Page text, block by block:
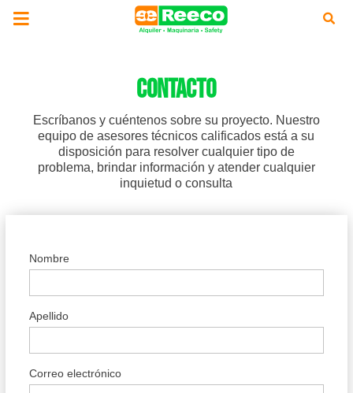
CONTACTO
Escríbanos y cuéntenos sobre su proyecto. Nuestro
equipo de asesores técnicos calificados está a su
disposición para resolver cualquier tipo de
problema, brindar información y atender cualquier
inquietud o consulta
Nombre
Apellido
Correo electrónico